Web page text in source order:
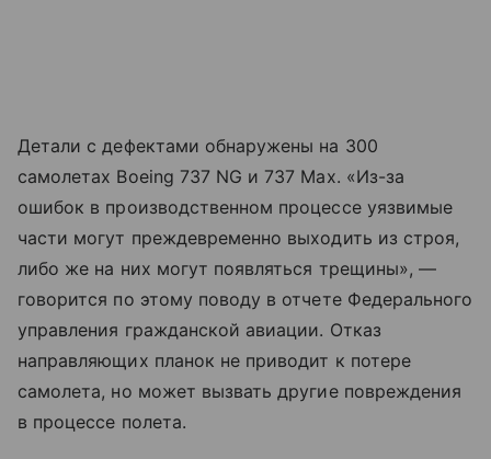
Детали с дефектами обнаружены на 300
самолетах Boeing 737 NG и 737 Max. «Из-за
ошибок в производственном процессе уязвимые
части могут преждевременно выходить из строя,
либо же на них могут появляться трещины», —
говорится по этому поводу в отчете Федерального
управления гражданской авиации. Отказ
направляющих планок не приводит к потере
самолета, но может вызвать другие повреждения
в процессе полета.